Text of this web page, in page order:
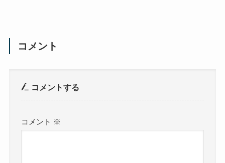
コメント
コメントする
コメント ※